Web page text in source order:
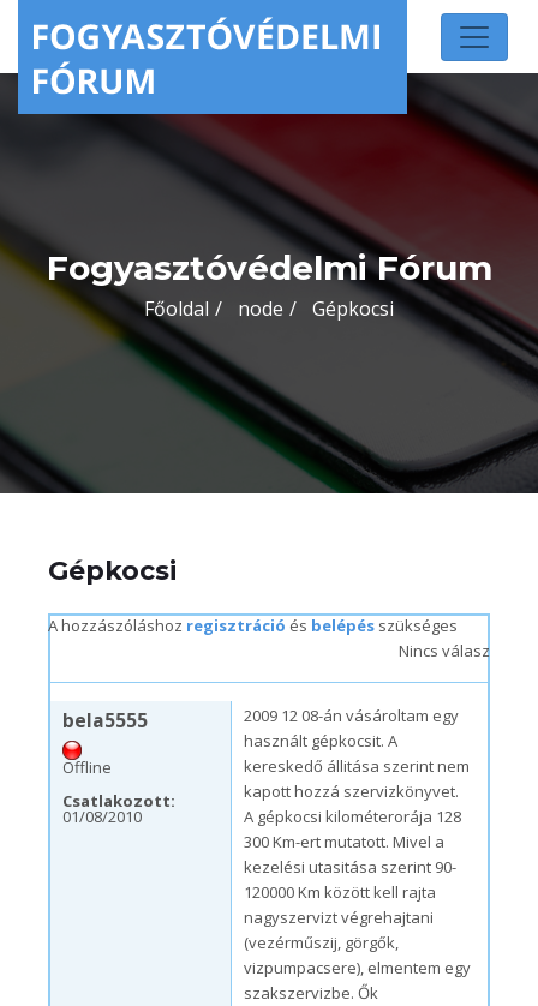
Fogyasztóvédelmi Fórum
Főoldal node Gépkocsi
Gépkocsi
A hozzászóláshoz regisztráció és belépés szükséges
Nincs válasz
bela5555
Offline
Csatlakozott:
01/08/2010
2009 12 08-án vásároltam egy
használt gépkocsit. A
kereskedő állitása szerint nem
kapott hozzá szervizkönyvet.
A gépkocsi kilométerorája 128
300 Km-ert mutatott. Mivel a
kezelési utasitása szerint 90-
120000 Km között kell rajta
nagyszervizt végrehajtani
(vezérműszij, görgők,
vizpumpacsere), elmentem egy
szakszervizbe. Ők